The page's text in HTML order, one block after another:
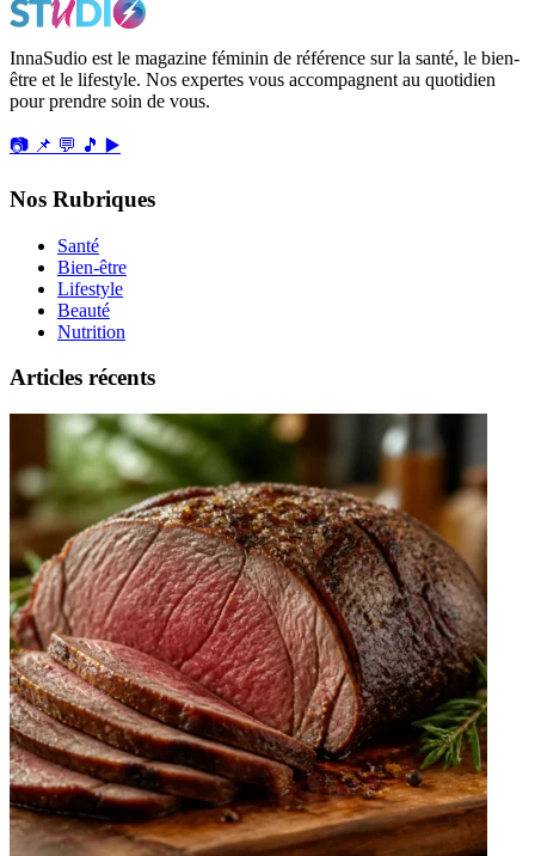
InnaSudio est le magazine féminin de référence sur la santé, le bien-
être et le lifestyle. Nos expertes vous accompagnent au quotidien
pour prendre soin de vous.
📷 📌 💬 🎵 ▶️
Nos Rubriques
Santé
Bien-être
Lifestyle
Beauté
Nutrition
Articles récents